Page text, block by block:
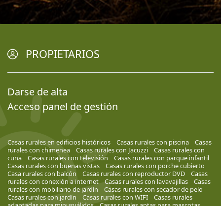
PROPIETARIOS
Darse de alta
Acceso panel de gestión
Casas rurales en edificios históricos Casas rurales con piscina
Casas
rurales con chimenea
Casas rurales con Jacuzzi
Casas rurales con
cuna
Casas rurales con televisión
Casas rurales con parque infantil
Casas rurales con buenas vistas
Casas rurales con porche cubierto
Casa rurales con balcón
Casas rurales con reproductor DVD
Casas
rurales con conexión a internet
Casas rurales con lavavajillas
Casas
rurales con mobiliario de jardín
Casas rurales con secador de pelo
Casas rurales con jardín
Casas rurales con WIFI
Casas rurales